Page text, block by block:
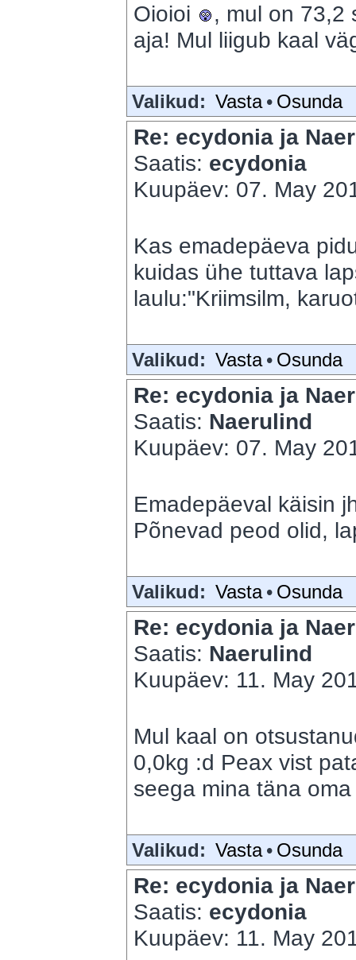
Oioioi
, mul on
aja! Mul liigub kaal
Valikud: Vasta • Osunda
Re: ecydonia ja
Saatis: ecydonia
Kuupäev: 07. May
Kas emadepäeva
kuidas ühe tuttava
laulu:"Kriimsilm,
Valikud: Vasta • Osunda
Re: ecydonia ja
Saatis: Naerulind
Kuupäev: 07. May
Emadepäeval käisin
Põnevad peod olid,
Valikud: Vasta • Osunda
Re: ecydonia ja
Saatis: Naerulind
Kuupäev: 11. May
Mul kaal on
0,0kg :d Peax vist
seega mina täna
Valikud: Vasta • Osunda
Re: ecydonia ja
Saatis: ecydonia
Kuupäev: 11. May